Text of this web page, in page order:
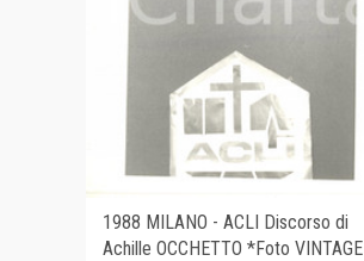
1988 MILANO - ACLI Discorso di
Achille OCCHETTO *Foto VINTAGE